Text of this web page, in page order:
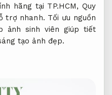
hãng tại TP.HCM, Quy
trợ nhanh. Tối ưu nguồn
ảnh sinh viên giúp tiết
tạo ảnh đẹp.